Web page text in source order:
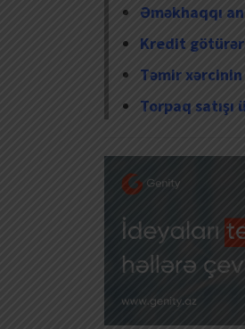
Əməkhaqqı
Kredit
Təmir xərcinin
Torpaq satışı